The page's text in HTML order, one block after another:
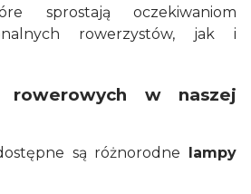
sprostają oczekiwaniom
rowerzystów, jak i
rowerowych w naszej
są różnorodne
lampy